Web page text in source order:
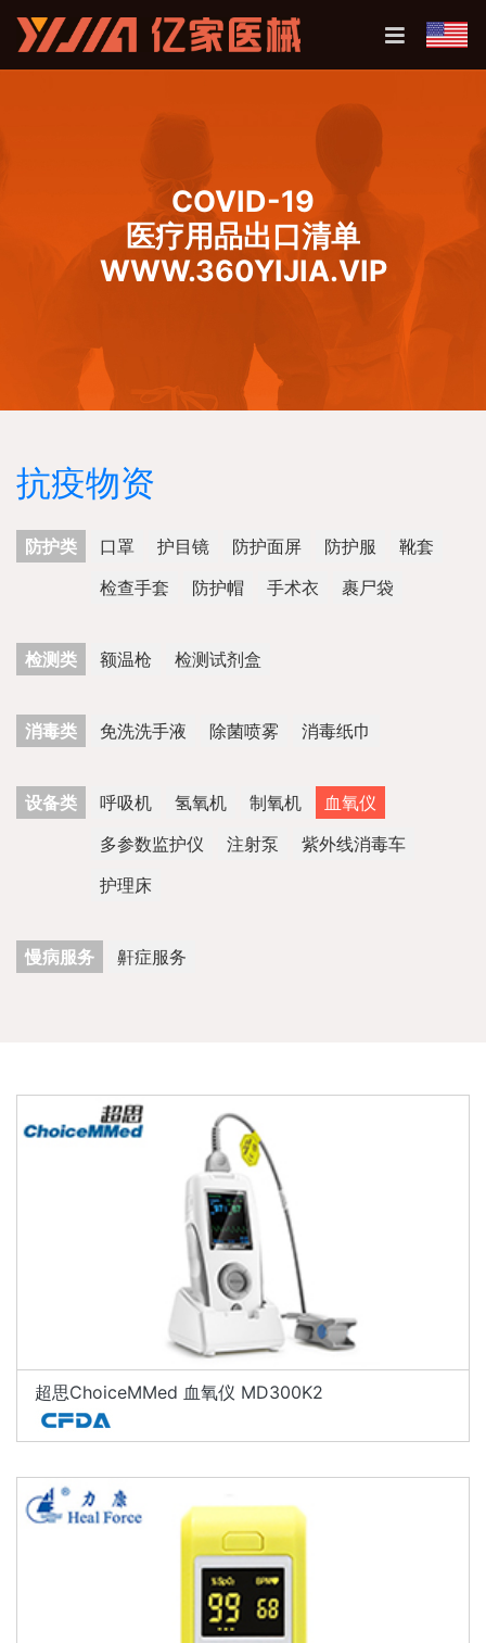
COVID-19
医疗用品出口清单
WWW.360YIJIA.VIP
抗疫物资
防护类 口罩 护目镜 防护面屏 防护服
靴套
检查手套
防护帽 手术衣 裹尸袋
检测类 额温枪 检测试剂盒
消毒类 免洗洗手液 除菌喷雾 消毒纸巾
设备类 呼吸机 氢氧机 制氧机
血氧仪
多参数监护仪
注射泵
紫外线消毒车
护理床
慢病服务 鼾症服务
超思ChoiceMMed 血氧仪 MD300K2